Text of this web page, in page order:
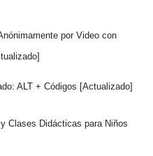
por Video con
ALT + Códigos [Actualizado]
Clases Didácticas para Niños